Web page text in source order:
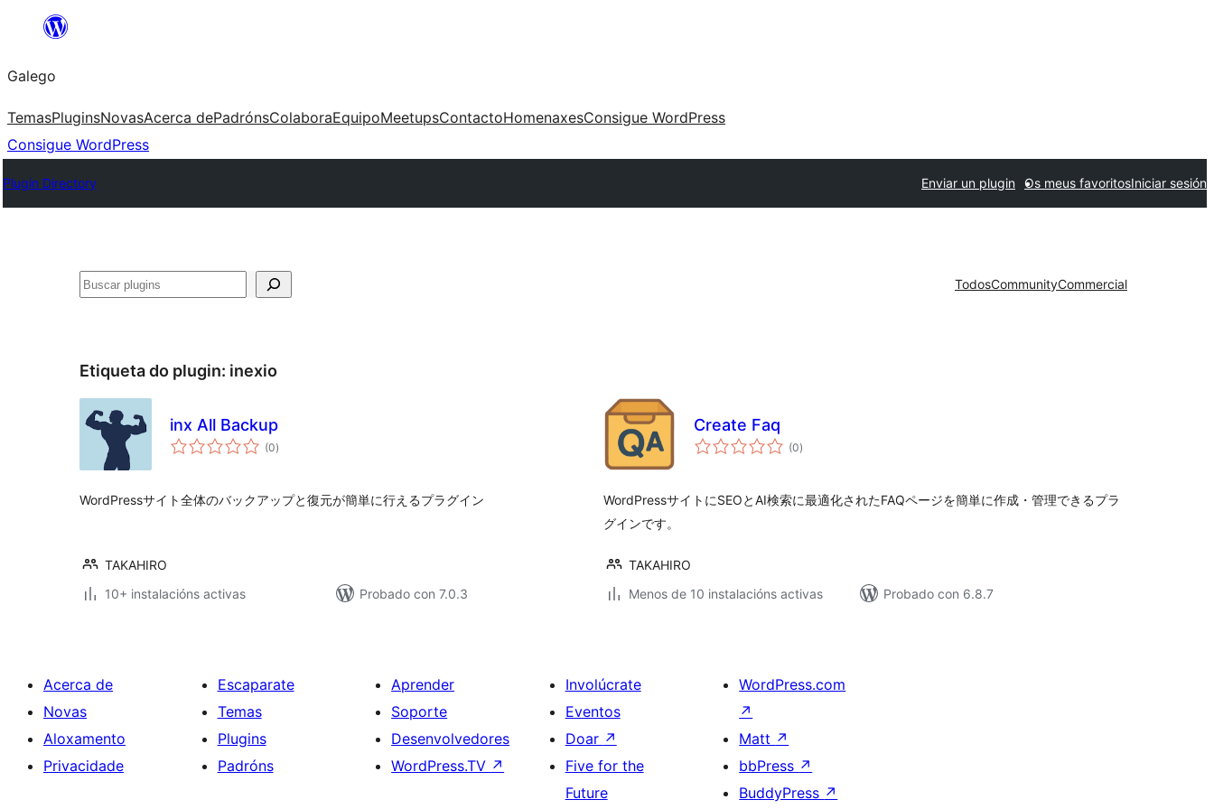
Saltar
contido
Galego
TemasPluginsNovasAcerca dePadrónsColaboraEquipoMeetupsContactoHomenaxesConsigue WordPress
Consigue WordPress
Plugin Directory Enviar un plugin Os meus favoritosIniciar sesión
Buscar TodosCommunityCommercial
Etiqueta do plugin: inexio
inx All Backup
(0valoracións
totais
)
WordPressサイト全体のバックアップと復元が簡単に行えるプラグイン
TAKAHIRO
10+ instalacións activas
Probado con 7.0.3
Create Faq
(0valoracións
totais
)
WordPressサイトにSEOとAI検索に最適化されたFAQページを簡単に作成・管理できるプラ
グインです。
TAKAHIRO
Menos de 10 instalacións activas
Probado con 6.8.7
Acerca de
Novas
Aloxamento
Privacidade
Escaparate
Temas
Plugins
Padróns
Aprender
Soporte
Desenvolvedores
WordPress.TV ↗
Involúcrate
Eventos
Doar ↗
Five for the
Future
WordPress.com
↗
Matt ↗
bbPress ↗
BuddyPress ↗